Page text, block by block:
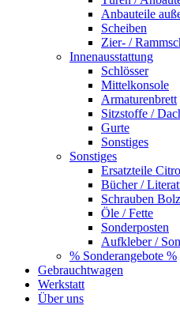
Anbauteile
Scheiben
Zier- /
Innenausstattung
Schlösser
Mittelkonsole
Armaturenbrett
Sitzstoffe /
Gurte
Sonstiges
Sonstiges
Ersatzteile
Bücher /
Schrauben
Öle / Fette
Sonderposten
Aufkleber /
% Sonderangebote %
Gebrauchtwagen
Werkstatt
Über uns